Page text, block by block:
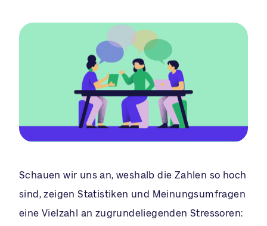
Schauen wir uns an, weshalb die Zahlen so hoch
sind, zeigen Statistiken und Meinungsumfragen
eine Vielzahl an zugrundeliegenden Stressoren: